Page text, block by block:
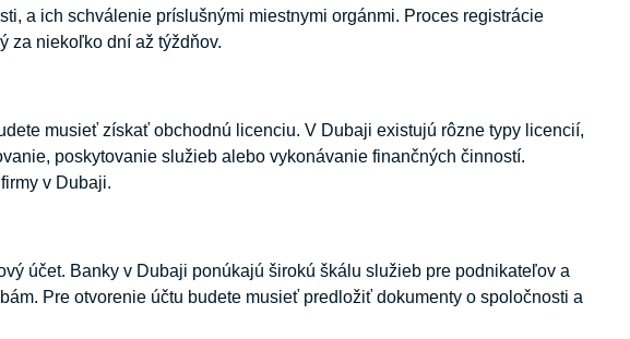
a ich schválenie príslušnými miestnymi orgánmi. Proces registrácie
za niekoľko dní až týždňov.
musieť získať obchodnú licenciu. V Dubaji existujú rôzne typy licencií,
poskytovanie služieb alebo vykonávanie finančných činností.
v Dubaji.
účet. Banky v Dubaji ponúkajú širokú škálu služieb pre podnikateľov a
Pre otvorenie účtu budete musieť predložiť dokumenty o spoločnosti a